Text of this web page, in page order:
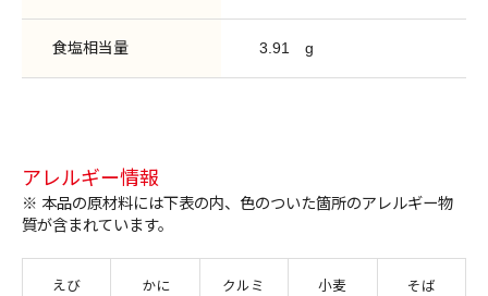
食塩相当量 3.91 g
アレルギー情報
※ 本品の原材料には下表の内、色のついた箇所のアレルギー物
質が含まれています。
えび かに クルミ 小麦 そば